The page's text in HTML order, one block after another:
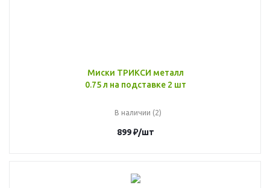
Миски ТРИКСИ металл
0.75 л на подставке 2 шт
В наличии (2)
899₽/шт